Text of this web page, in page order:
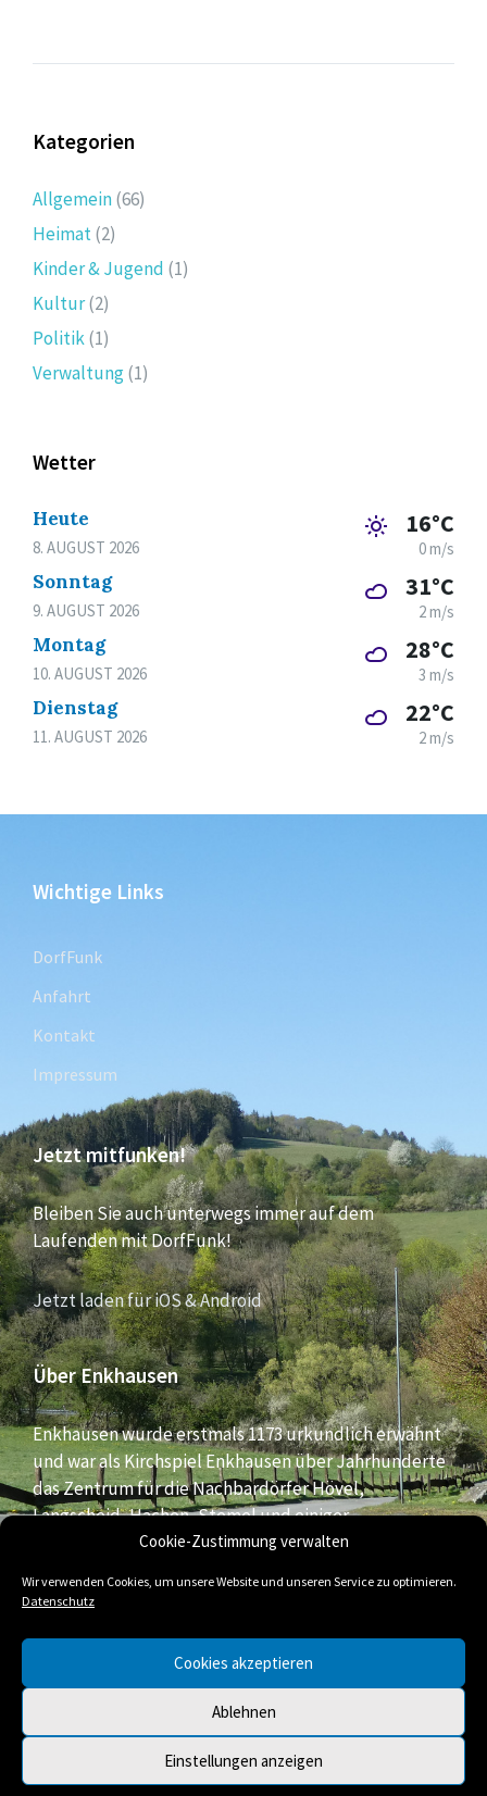
Cookie-Zustimmung verwalten
Wir verwenden Cookies, um unsere Website und unseren Service zu optimieren.
Datenschutz
Cookies akzeptieren
Ablehnen
Einstellungen anzeigen
Kategorien
Allgemein(66)
Heimat(2)
Kinder & Jugend (1)
Kultur(2)
Politik(1)
Verwaltung(1)
Wetter
Heute
8. AUGUST 2026
16°C
0 m/s
Sonntag
9. AUGUST 2026
31°C
2 m/s
Montag
10. AUGUST 2026
28°C
3 m/s
Dienstag
11. AUGUST 2026
22°C
2 m/s
Wichtige Links
DorfFunk
Anfahrt
Kontakt
Impressum
Jetzt mitfunken!
Bleiben Sie auch unterwegs immer auf dem
Laufenden mit DorfFunk!
Jetzt laden für iOS & Android
Über Enkhausen
Enkhausen wurde erstmals 1173 urkundlich erwähnt
und war als Kirchspiel Enkhausen über Jahrhunderte
das Zentrum für die Nachbardörfer Hövel,
Langscheid, Hachen, Stemel und einiger
Bauernschaften aus dem südlichen Bereich der Stadt
Facebook Twitter
© 2026 Enkhausen